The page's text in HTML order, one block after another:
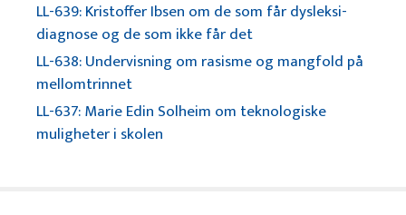
LL-639: Kristoffer Ibsen om de som får dysleksi-
diagnose og de som ikke får det
LL-638: Undervisning om rasisme og mangfold på
mellomtrinnet
LL-637: Marie Edin Solheim om teknologiske
muligheter i skolen